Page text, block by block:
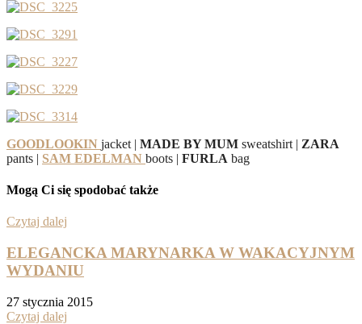
GOODLOOKIN jacket | MADE BY MUM sweatshirt | ZARA
pants | SAM EDELMAN boots | FURLA bag
Mogą Ci się spodobać także
Czytaj dalej
ELEGANCKA MARYNARKA W WAKACYJNYM
WYDANIU
27 stycznia 2015
Czytaj dalej